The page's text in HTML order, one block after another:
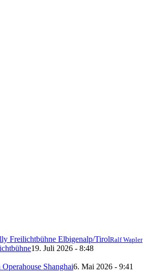
Ralf Wapler
19. Juli 2026 - 8:48
Shanghai6. Mai 2026 - 9:41